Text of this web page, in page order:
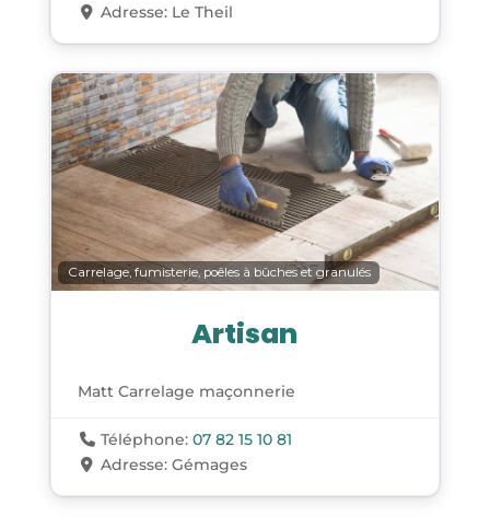
Adresse: Le Theil
Carrelage, fumisterie, poêles à bûches et granulés
Artisan
Matt Carrelage maçonnerie
Téléphone:07 82 15 10 81
Adresse:Gémages